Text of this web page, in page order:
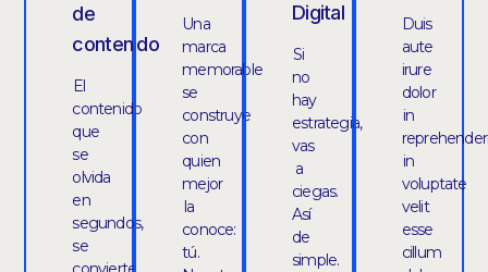
de
contenido
El
contenido
que
se
olvida
en
segundos,
se
Una
marca
memorable
se
construye
con
quien
mejor
la
conoce:
tú.
Digital
Si
no
hay
estrategia,
vas
a
ciegas.
Así
de
simple.
Duis
aute
irure
dolor
in
in
voluptate
velit
esse
cillum